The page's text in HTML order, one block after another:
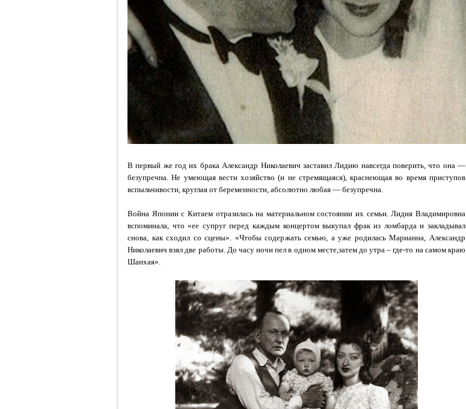
В первый же год их брака Александр Николаевич заставил Лидию навсегда поверить, что она —
безупречна. Не умеющая вести хозяйство (и не стремящаяся), краснеющая во время приступов
вспыльчивости, круглая от беременности, абсолютно любая — безупречна.
Война Японии с Китаем отразилась на материальном состоянии их семьи. Лидия Владимировна
вспоминала, что «ее супруг перед каждым концертом выкупал фрак из ломбарда и закладывал
снова, как сходил со сцены». «Чтобы содержать семью, а уже родилась Марианна, Александр
Николаевич взял две работы. До часу ночи пел в одном месте,затем до утра – где-то на самом краю
Шанхая».